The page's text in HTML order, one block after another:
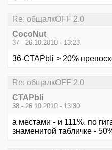
Re: общалкOFF 2.0
CocoNut
37 - 26.10.2010 - 13:23
36-CTAPbIi > 20%
Re: общалкOFF 2.0
CTAPbIi
38 - 26.10.2010 - 13:30
а местами - и 111%. по
знаменитой табличке -